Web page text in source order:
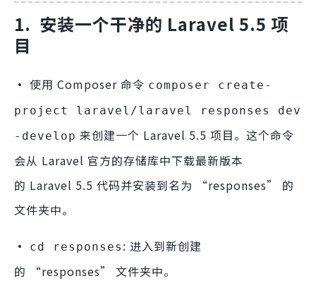
1. 安装一个干净的 Laravel 5.5 项
目
· 使用 Composer 命令 composer create-
project laravel/laravel responses dev
-develop 来创建一个 Laravel 5.5 项目。这个命令
会从 Laravel 官方的存储库中下载最新版本
的 Laravel 5.5 代码并安装到名为 “responses” 的
文件夹中。
· cd responses : 进入到新创建
的 “responses” 文件夹中。